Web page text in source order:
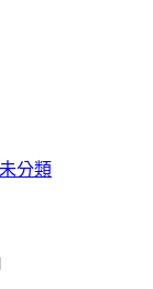
未分類